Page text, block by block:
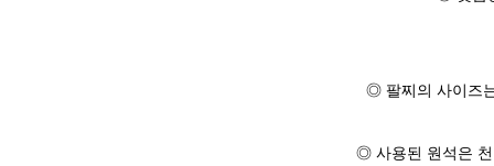
◎ 팔찌의 사이즈
◎ 사용된 원석은 천